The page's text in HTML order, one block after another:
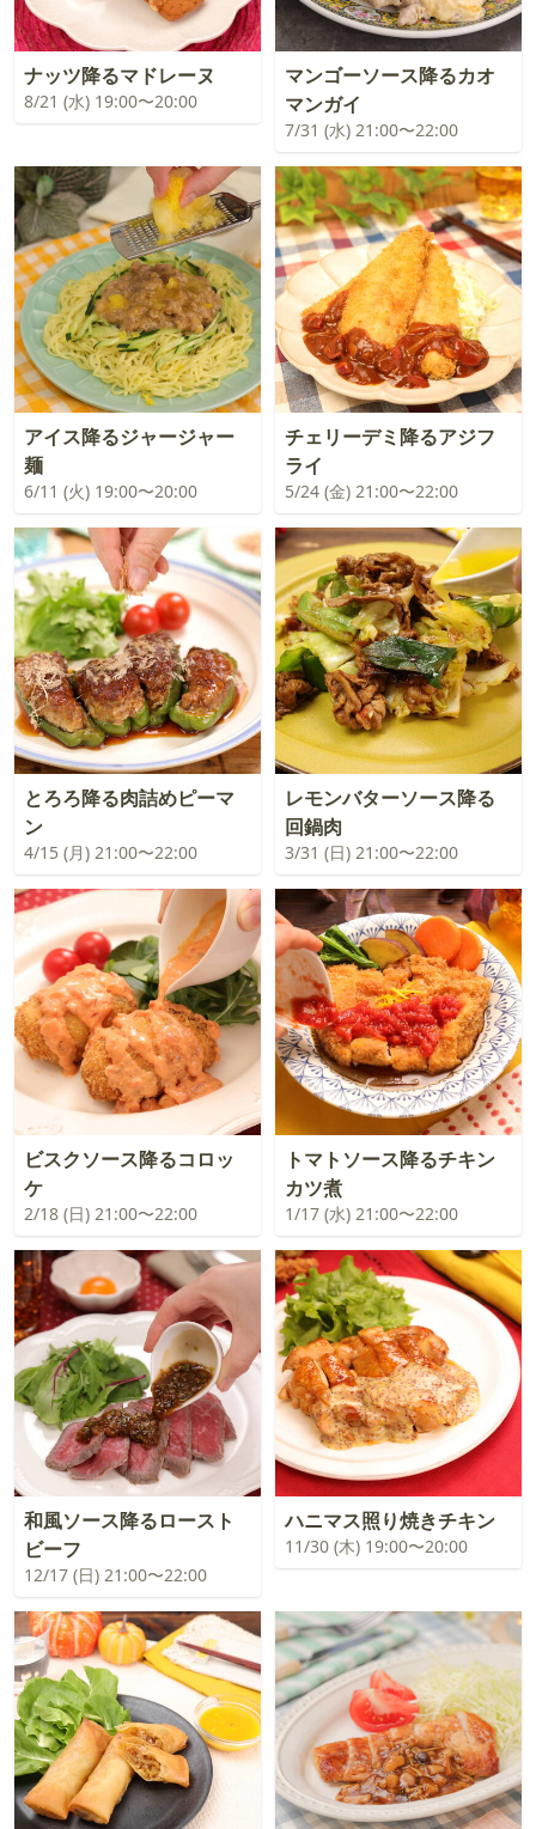
ナッツ降るマドレーヌ
8/21 (水) 19:00〜20:00
マンゴーソース降るカオ
マンガイ
7/31 (水) 21:00〜22:00
アイス降るジャージャー
麺
6/11 (火) 19:00〜20:00
チェリーデミ降るアジフ
ライ
5/24 (金) 21:00〜22:00
とろろ降る肉詰めピーマ
ン
4/15 (月) 21:00〜22:00
レモンバターソース降る
回鍋肉
3/31 (日) 21:00〜22:00
ビスクソース降るコロッ
ケ
2/18 (日) 21:00〜22:00
トマトソース降るチキン
カツ煮
1/17 (水) 21:00〜22:00
和風ソース降るロースト
ビーフ
12/17 (日) 21:00〜22:00
ハニマス照り焼きチキン
11/30 (木) 19:00〜20:00